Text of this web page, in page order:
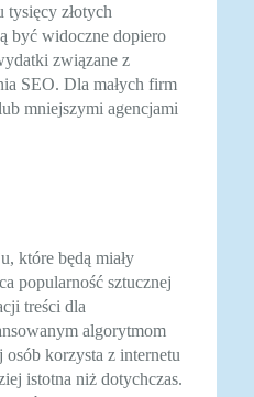
złotych
być widoczne dopiero
związane z
SEO. Dla małych firm
mniejszymi agencjami
które będą miały
popularność sztucznej
treści dla
algorytmom
korzysta z internetu
istotna niż dotychczas.